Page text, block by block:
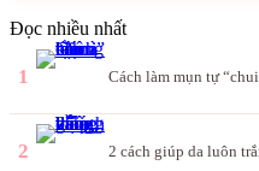
Đọc nhiều nhất
1 Cách làm mụn tự
2 2 cách giúp da luôn